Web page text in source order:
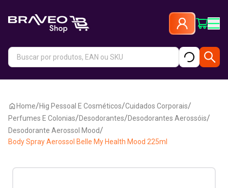
Home/Hig Pessoal E Cosméticos/Cuidados Corporais/
Perfumes E Colonias/Desodorantes/Desodorantes Aerossóis/
Desodorante Aerossol Mood/
Body Spray Aerossol Belle My Health Mood 225ml